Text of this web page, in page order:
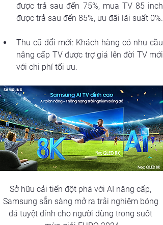
được trả sau đến 75%, mua TV 85 inch
được trả sau đến 85%, ưu đãi lãi suất 0%.
Thu cũ đổi mới: Khách hàng có nhu cầu
nâng cấp TV được trợ giá lên đời TV mới
với chi phí tối ưu.
Sở hữu cải tiến đột phá với AI nâng cấp,
Samsung sẵn sàng mở ra trải nghiệm bóng
đá tuyệt đỉnh cho người dùng trong suốt